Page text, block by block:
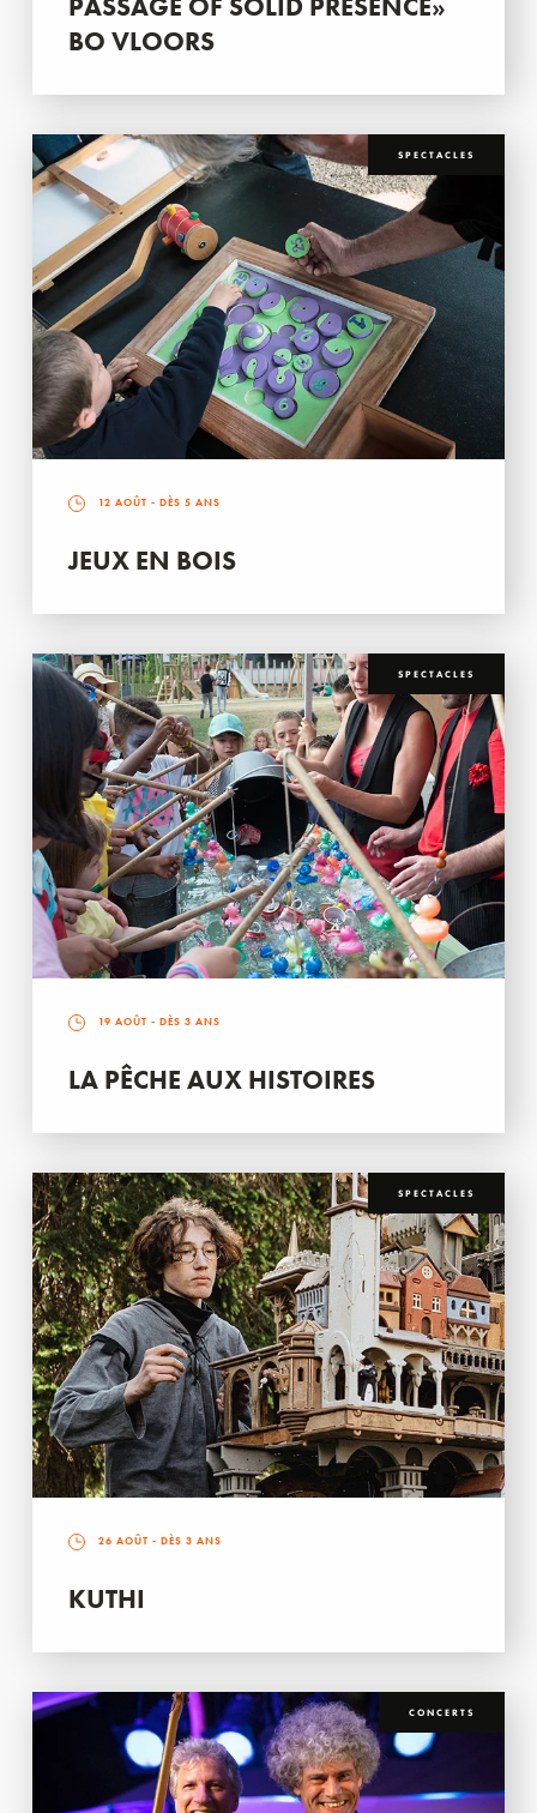
BO VLOORS
SPECTACLES
12 AOÛT - DÈS 5 ANS
JEUX EN BOIS
SPECTACLES
19 AOÛT - DÈS 3 ANS
LA PÊCHE AUX HISTOIRES
SPECTACLES
26 AOÛT - DÈS 3 ANS
KUTHI
CONCERTS